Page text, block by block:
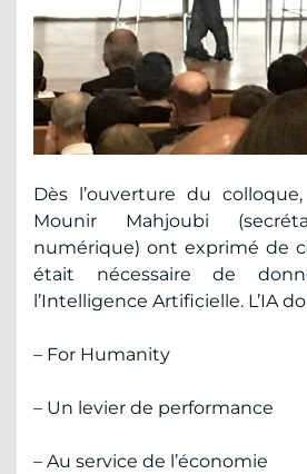
Dès l’ouverture du
Mounir Mahjoubi
numérique) ont exprimé de
était nécessaire de
l’Intelligence Artificielle. L’IA
– For Humanity
– Un levier de performance
– Au service de l’économie